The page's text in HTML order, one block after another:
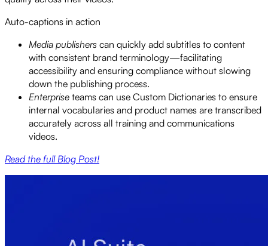
Auto-captions in action
Media publishers can quickly add subtitles to content
with consistent brand terminology—facilitating
accessibility and ensuring compliance without slowing
down the publishing process.
Enterprise teams can use Custom Dictionaries to ensure
internal vocabularies and product names are transcribed
accurately across all training and communications
videos.
Read the full Blog Post!